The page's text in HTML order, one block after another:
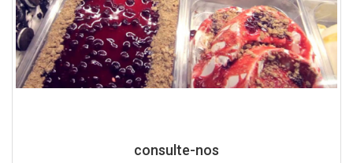
consulte-nos